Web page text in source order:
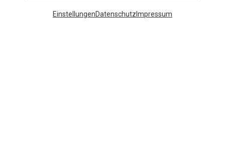
EinstellungenDatenschutz Impressum